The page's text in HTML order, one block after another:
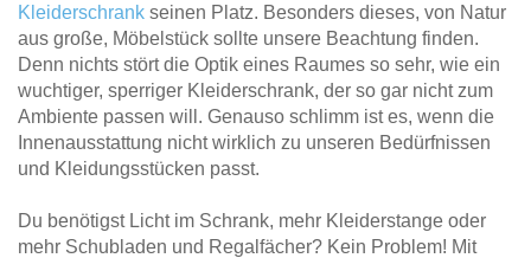
Kleiderschrank seinen Platz. Besonders dieses, von Natur
aus große, Möbelstück sollte unsere Beachtung finden.
Denn nichts stört die Optik eines Raumes so sehr, wie ein
wuchtiger, sperriger Kleiderschrank, der so gar nicht zum
Ambiente passen will. Genauso schlimm ist es, wenn die
Innenausstattung nicht wirklich zu unseren Bedürfnissen
und Kleidungsstücken passt.
Du benötigst Licht im Schrank, mehr Kleiderstange oder
mehr Schubladen und Regalfächer? Kein Problem! Mit